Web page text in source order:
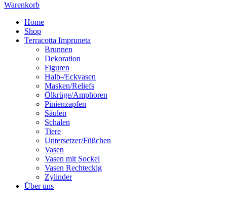
Warenkorb
Home
Shop
Terracotta Impruneta
Brunnen
Dekoration
Figuren
Halb-/Eckvasen
Masken/Reliefs
Ölkrüge/Amphoren
Pinienzapfen
Säulen
Schalen
Tiere
Untersetzer/Füßchen
Vasen
Vasen mit Sockel
Vasen Rechteckig
Zylinder
Über uns